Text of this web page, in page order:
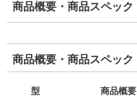
商品概要・商品スペック
商品概要・商品スペック
型 商品概要